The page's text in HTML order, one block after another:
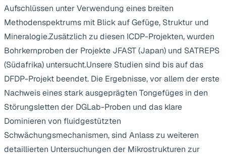
Aufschlüssen unter Verwendung eines breiten
Methodenspektrums mit Blick auf Gefüge, Struktur und
Mineralogie.Zusätzlich zu diesen ICDP-Projekten, wurden
Bohrkernproben der Projekte JFAST (Japan) und SATREPS
(Südafrika) untersucht.Unsere Studien sind bis auf das
DFDP-Projekt beendet. Die Ergebnisse, vor allem der erste
Nachweis eines stark ausgeprägten Tongefüges in den
Störungsletten der DGLab-Proben und das klare
Dominieren von fluidgestützten
Schwächungsmechanismen, sind Anlass zu weiteren
detaillierten Untersuchungen der Mikrostrukturen zur